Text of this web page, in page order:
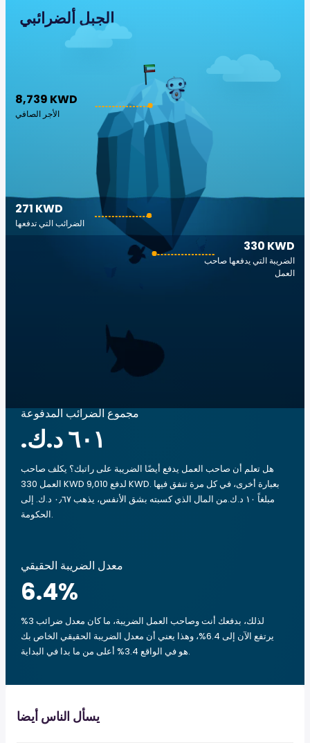
الجبل ألضرائبي
8,739 KWD
الأجر الصافي
330 KWD
الضريبة التي يدفعها صاحب
العمل
271 KWD
الضرائب التي تدفعها
مجموع الضرائب المدفوعة
هل تعلم أن صاحب العمل يدفع أيضًا الضريبة على راتبك؟ يكلف صاحب
العمل 330 KWD لدفع 9,010 KWD. بعبارة أخرى، في كل مرة تنفق فيها
مبلغاً ‏١٠ د.ك.‏من المال الذي كسبته بشق الأنفس، يذهب ‏٠٫٦٧ د.ك.‏ إلى
الحكومة.
معدل الضريبة الحقيقي
6.4%
لذلك، بدفعك أنت وصاحب العمل الضريبة، ما كان معدل ضرائب 3%
يرتفع الآن إلى 6.4%، وهذا يعني أن معدل الضريبة الحقيقي الخاص بك
هو في الواقع 3.4% أعلى من ما بدا في البداية.
يسأل الناس أيضا